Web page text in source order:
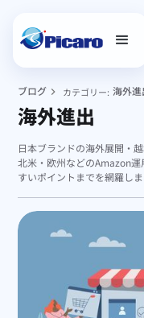
ブログ カテゴリー: 海外進
海外進出
日本ブランドの海外展開・
北米・欧州などのAmazon
すいポイントまでを網羅しま